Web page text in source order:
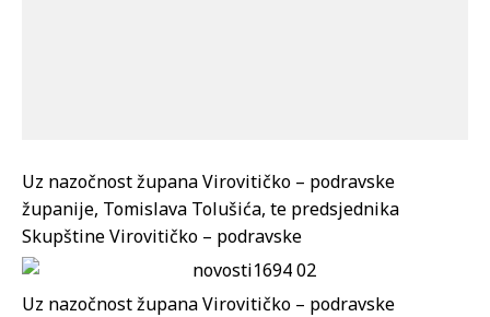
Uz nazočnost župana Virovitičko – podravske
županije, Tomislava Tolušića, te predsjednika
Skupštine Virovitičko – podravske
Uz nazočnost župana Virovitičko – podravske